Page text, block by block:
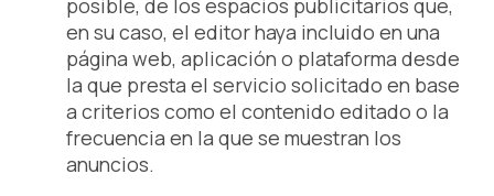
posible, de los espacios publicitarios que,
en su caso, el editor haya incluido en una
página web, aplicación o plataforma desde
la que presta el servicio solicitado en base
a criterios como el contenido editado o la
frecuencia en la que se muestran los
anuncios.